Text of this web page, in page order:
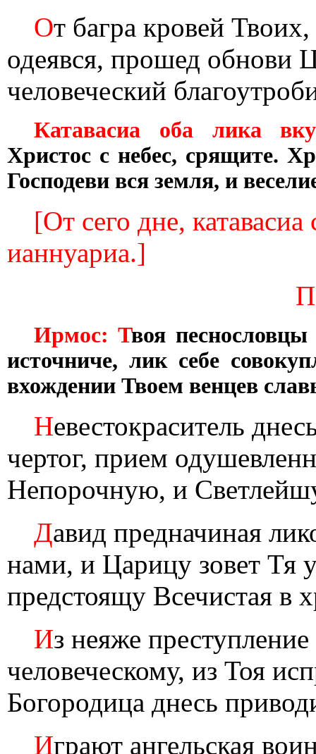
От багра кровей
одеявся, прошед обнови
человеческий
Катавасиа оба лика
Христос с небес, срящите.
Господеви вся земля, и
[От сего дне,
ианнуариа.]
Ирмос: Твоя
источниче, лик себе
вхождении Твоем венцев
Невестокраситель
чертог, прием
Непорочную, и
Давид предначиная
нами, и Царицу зовет Тя
предстоящу Всечистая в
Из неяже
человеческому, из Тоя
Богородица днесь
Играют ангельская